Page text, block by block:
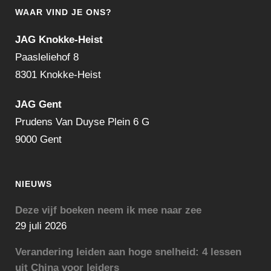
WAAR VIND JE ONS?
JAG Knokke-Heist
Paasleliehof 8
8301 Knokke-Heist
JAG Gent
Prudens Van Duyse Plein 6 G
9000 Gent
NIEUWS
Deze vijf boeken neem ik mee naar zee
29 juli 2026
Verandering leiden aan hoge snelheid: 4 lessen
uit China voor leiders